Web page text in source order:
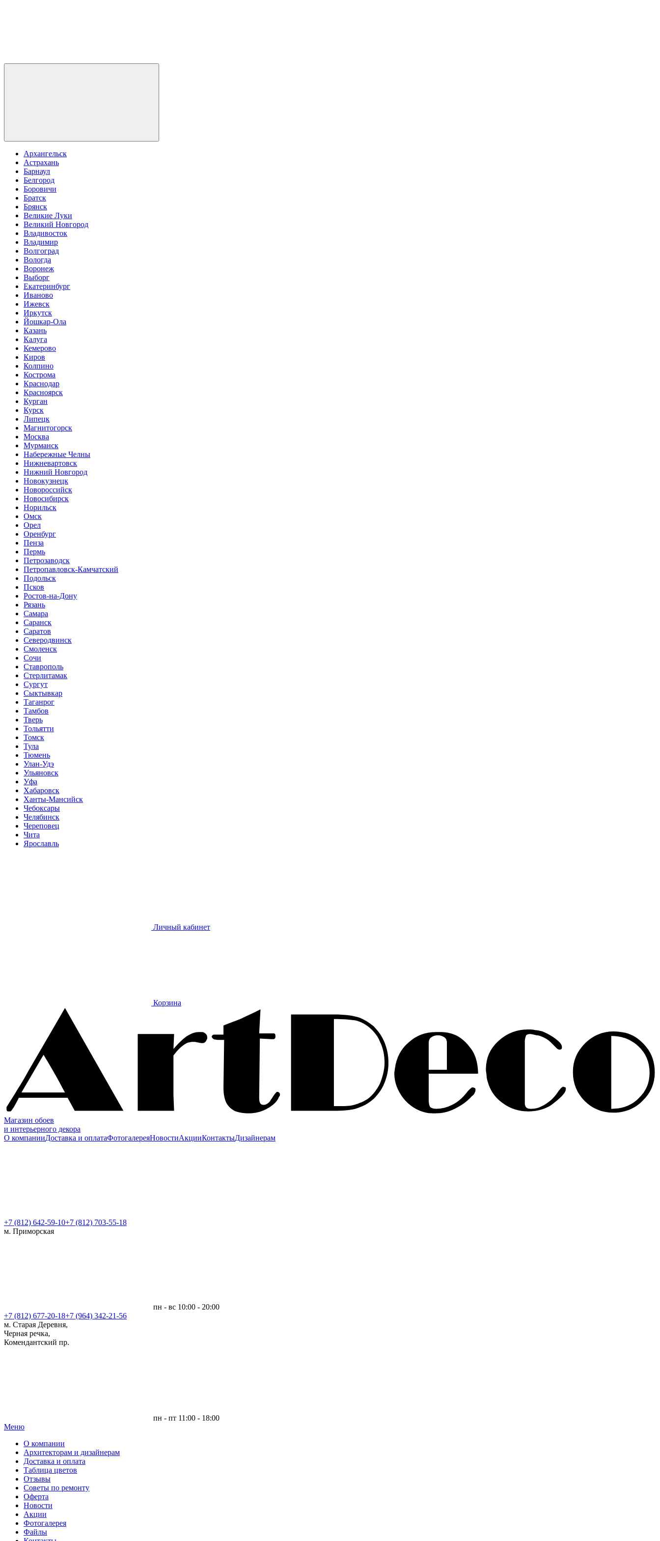
Архангельск
Астрахань
Барнаул
Белгород
Боровичи
Братск
Брянск
Великие Луки
Великий Новгород
Владивосток
Владимир
Волгоград
Вологда
Воронеж
Выборг
Екатеринбург
Иваново
Ижевск
Иркутск
Йошкар-Ола
Казань
Калуга
Кемерово
Киров
Колпино
Кострома
Краснодар
Красноярск
Курган
Курск
Липецк
Магнитогорск
Москва
Мурманск
Набережные Челны
Нижневартовск
Нижний Новгород
Новокузнецк
Новороссийск
Новосибирск
Норильск
Омск
Орел
Оренбург
Пенза
Пермь
Петрозаводск
Петропавловск-Камчатский
Подольск
Псков
Ростов-на-Дону
Рязань
Самара
Саранск
Саратов
Северодвинск
Смоленск
Сочи
Ставрополь
Стерлитамак
Сургут
Сыктывкар
Таганрог
Тамбов
Тверь
Тольятти
Томск
Тула
Тюмень
Улан-Удэ
Ульяновск
Уфа
Хабаровск
Ханты-Мансийск
Чебоксары
Челябинск
Череповец
Чита
Ярославль
Личный кабинет
Корзина
Магазин обоев
и интерьерного декора
О компанииДоставка и оплатаФотогалереяНовостиАкцииКонтактыДизайнерам
+7 (812) 642-59-10+7 (812) 703-55-18
м. Приморская
пн - вс 10:00 - 20:00
+7 (812) 677-20-18+7 (964) 342-21-56
м. Старая Деревня,
Черная речка,
Комендантский пр.
пн - пт 11:00 - 18:00
Меню|
О компании
Архитекторам и дизайнерам
Доставка и оплата
Таблица цветов
Отзывы
Советы по ремонту
Оферта
Новости
Акции
Фотогалерея
Файлы